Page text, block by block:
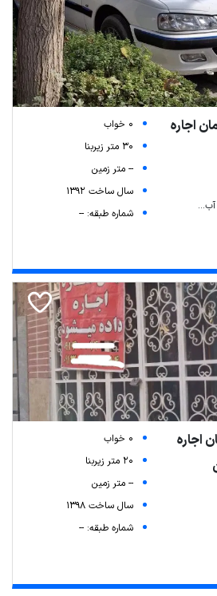
0 خواب
30 متر زیربنا
-- متر زمین
سال ساخت 1392
شماره طبقه: --
0 خواب
20 متر زیربنا
-- متر زمین
سال ساخت 1398
شماره طبقه: --